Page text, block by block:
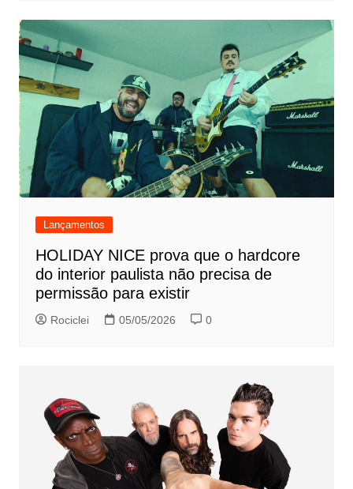
Lançamentos
HOLIDAY NICE prova que o hardcore
do interior paulista não precisa de
permissão para existir
Rociclei 05/05/2026 0